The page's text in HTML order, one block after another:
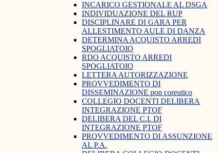
INCARICO GESTIONALE AL DSGA
INDIVIDUAZIONE DEL RUP
DISCIPLINARE DI GARA PER
ALLESTIMENTO AULE DI DANZA
DETERMINA ACQUISTO ARREDI
SPOGLIATOIO
RDO ACQUISTO ARREDI
SPOGLIATOIO
LETTERA AUTORIZZAZIONE
PROVVEDIMENTO DI
DISSEMINAZIONE pon coreutico
COLLEGIO DOCENTI DELIBERA
INTEGRAZIONE PTOF
DELIBERA DEL C.I. DI
INTEGRAZIONE PTOF
PROVVEDIMENTO DI ASSUNZIONE
AL P.A.